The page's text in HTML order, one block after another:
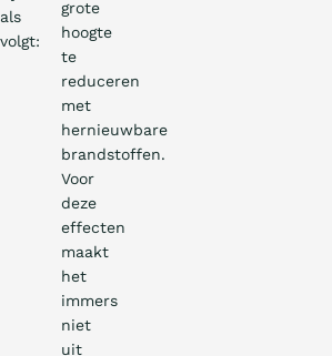
als
volgt:
grote
hoogte
te
reduceren
met
hernieuwbare
brandstoffen.
Voor
deze
effecten
maakt
het
immers
niet
uit